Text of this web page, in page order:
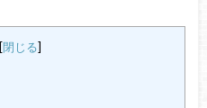
[閉じる]